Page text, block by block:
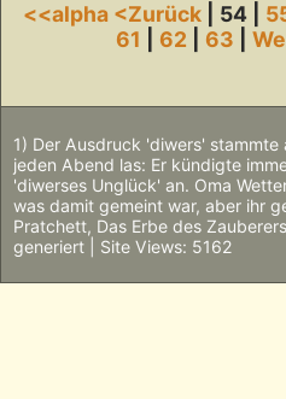
<<alpha <Zurück | 54 |
61
62 63
1) Der Ausdruck 'diwers'
jeden Abend las: Er kündigte
'diwerses Unglück' an. Oma
was damit gemeint war, aber ihr
Pratchett, Das Erbe des
generiert | Site Views: 5162